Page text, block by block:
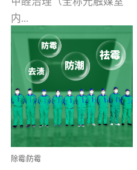
内...
空气污染净化治理）工业
文明的进步，创造了多姿
多彩的家居产品和生活情
调，但也带来了以甲醛为
首的室内...
除霉|防霉